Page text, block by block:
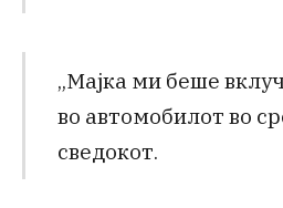
„Мајка ми беше
во автомобилот во
сведокот.